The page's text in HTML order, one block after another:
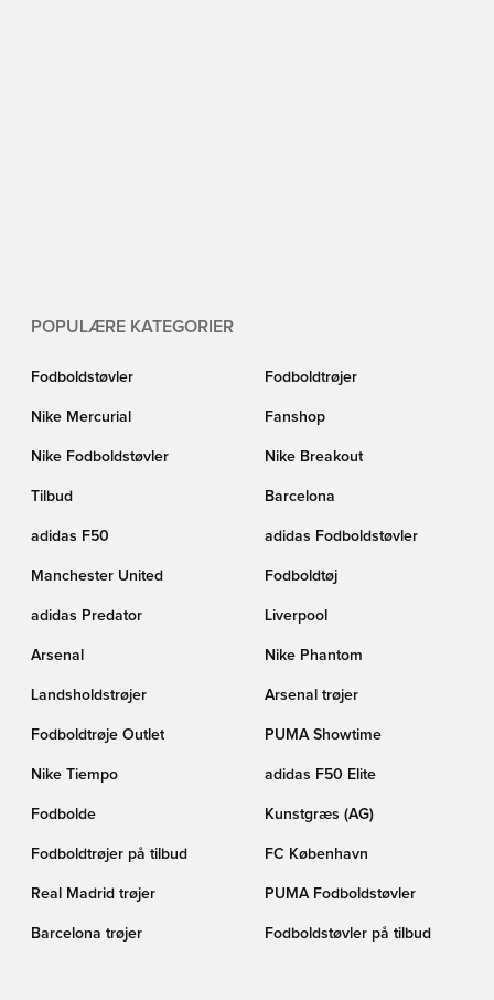
POPULÆRE KATEGORIER
Fodboldstøvler Fodboldtrøjer
Nike Mercurial Fanshop
Nike Fodboldstøvler Nike Breakout
Tilbud Barcelona
adidas F50 adidas Fodboldstøvler
Manchester United Fodboldtøj
adidas Predator Liverpool
Arsenal Nike Phantom
Landsholdstrøjer Arsenal trøjer
Fodboldtrøje Outlet PUMA Showtime
Nike Tiempo adidas F50 Elite
Fodbolde Kunstgræs (AG)
Fodboldtrøjer på tilbud FC København
Real Madrid trøjer PUMA Fodboldstøvler
Barcelona trøjer Fodboldstøvler på tilbud